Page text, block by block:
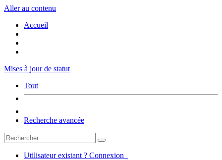
Aller au contenu
Accueil
Mises à jour de statut
Tout
Recherche avancée
Utilisateur existant ? Connexion